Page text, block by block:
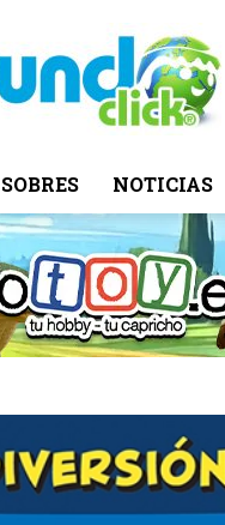
El
SOBRES NOTICIAS